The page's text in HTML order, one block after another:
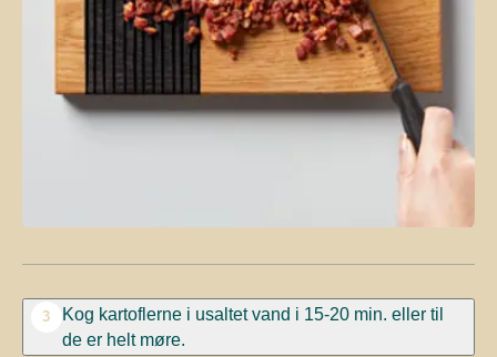
3
Kog kartoflerne i usaltet vand i 15-20 min. eller til
de er helt møre.